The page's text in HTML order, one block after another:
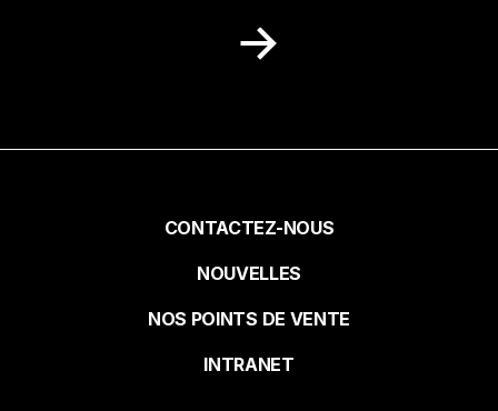
Pied
de
page
CONTACTEZ-NOUS
NOUVELLES
NOS POINTS DE VENTE
INTRANET